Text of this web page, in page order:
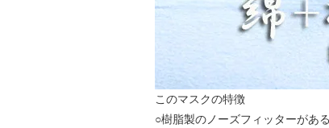
このマスクの特徴
○樹脂製のノーズフィッターがあ